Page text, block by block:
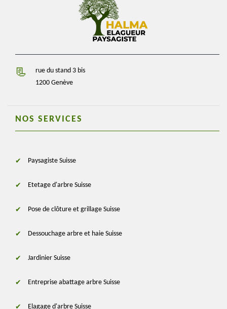
rue du stand 3 bis
1200 Genève
NOS SERVICES
Paysagiste Suisse
Etetage d'arbre Suisse
Pose de clôture et grillage Suisse
Dessouchage arbre et haie Suisse
Jardinier Suisse
Entreprise abattage arbre Suisse
Elagage d'arbre Suisse